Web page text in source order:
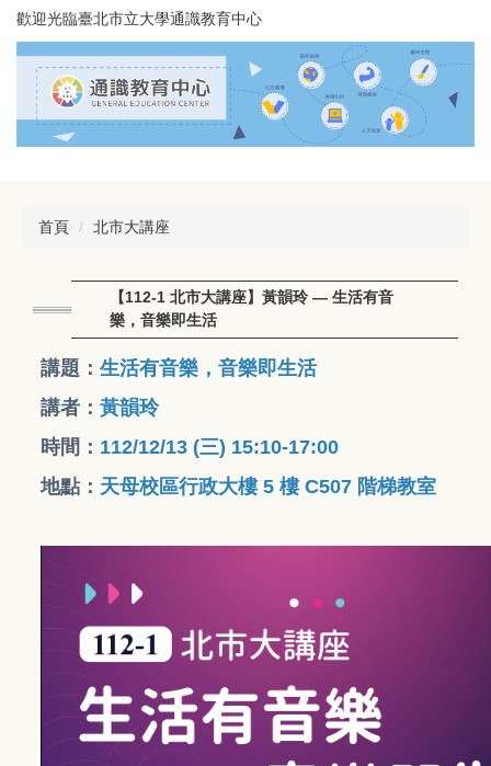
跳
到
主
歡迎光臨臺北市立大學通識教育中心
首頁 北市大講座
【112-1 北市大講座】黃韻玲 — 生活有音
樂，音樂即生活
講題： 生活有音樂，音樂即生活
講者： 黃韻玲
時間： 112/12/13 (三) 15:10-17:00
地點： 天母校區行政大樓 5 樓 C507 階梯教室